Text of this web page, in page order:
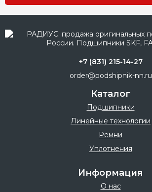
+7 (831) 215-14-27
order@podshipnik-nn.ru
Каталог
Подшипники
Линейные технологии
Ремни
Уплотнения
Информация
О нас